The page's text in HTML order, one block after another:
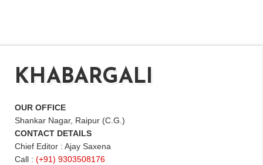
KHABARGALI
OUR OFFICE
Shankar Nagar, Raipur (C.G.)
CONTACT DETAILS
Chief Editor : Ajay Saxena
Call : (+91) 9303508176